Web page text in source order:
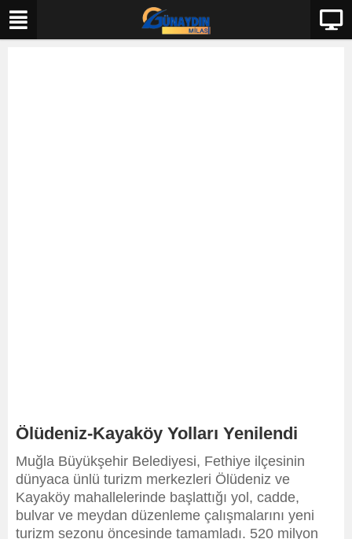
Ölüdeniz-Kayaköy Yolları Yenilendi
Muğla Büyükşehir Belediyesi, Fethiye ilçesinin
dünyaca ünlü turizm merkezleri Ölüdeniz ve
Kayaköy mahallelerinde başlattığı yol, cadde,
bulvar ve meydan düzenleme çalışmalarını yeni
turizm sezonu öncesinde tamamladı. 520 milyon